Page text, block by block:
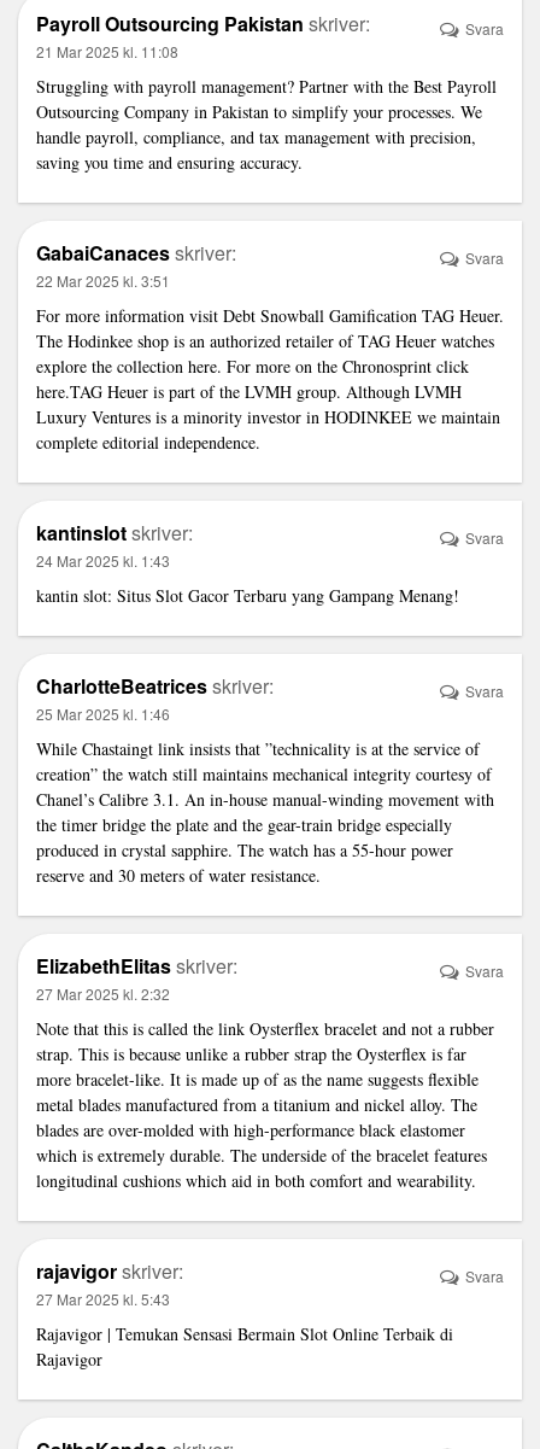
Payroll Outsourcing Pakistan skriver:
21 Mar 2025 kl. 11:08
Struggling with payroll management? Partner with the Best Payroll
Outsourcing Company in Pakistan to simplify your processes. We
handle payroll, compliance, and tax management with precision,
saving you time and ensuring accuracy.
Svara
GabaiCanacesskriver:
22 Mar 2025 kl. 3:51
For more information visit Debt Snowball Gamification TAG Heuer.
The Hodinkee shop is an authorized retailer of TAG Heuer watches
explore the collection here. For more on the Chronosprint click
here.TAG Heuer is part of the LVMH group. Although LVMH
Luxury Ventures is a minority investor in HODINKEE we maintain
complete editorial independence.
Svara
kantinslotskriver:
24 Mar 2025 kl. 1:43
kantin slot: Situs Slot Gacor Terbaru yang Gampang Menang!
Svara
CharlotteBeatricesskriver:
25 Mar 2025 kl. 1:46
While Chastaingt link insists that ”technicality is at the service of
creation” the watch still maintains mechanical integrity courtesy of
Chanel’s Calibre 3.1. An in-house manual-winding movement with
the timer bridge the plate and the gear-train bridge especially
produced in crystal sapphire. The watch has a 55-hour power
reserve and 30 meters of water resistance.
Svara
ElizabethElitasskriver:
27 Mar 2025 kl. 2:32
Note that this is called the link Oysterflex bracelet and not a rubber
strap. This is because unlike a rubber strap the Oysterflex is far
more bracelet-like. It is made up of as the name suggests flexible
metal blades manufactured from a titanium and nickel alloy. The
blades are over-molded with high-performance black elastomer
which is extremely durable. The underside of the bracelet features
longitudinal cushions which aid in both comfort and wearability.
Svara
rajavigorskriver:
27 Mar 2025 kl. 5:43
Rajavigor | Temukan Sensasi Bermain Slot Online Terbaik di
Rajavigor
Svara